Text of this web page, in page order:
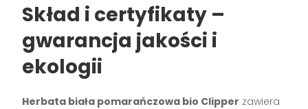
Skład i certyfikaty –
gwarancja jakości i
ekologii
Herbata biała pomarańczowa bio Clipper zawiera